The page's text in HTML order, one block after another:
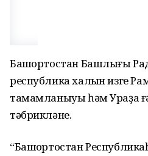
Башҡортостан Башлығы
республика халҡын изге
тамамланыуы һәм Ураҙа
тәбрикләне.
“Башҡортостан